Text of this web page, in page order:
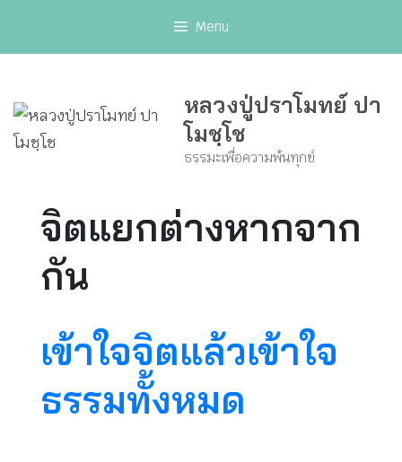
Menu
หลวงปู่ปราโมทย์ ปา
โมชฺโช
ธรรมะเพื่อความพ้นทุกข์
จิตแยกต่างหากจาก
กัน
เข้าใจจิตแล้วเข้าใจ
ธรรมทั้งหมด